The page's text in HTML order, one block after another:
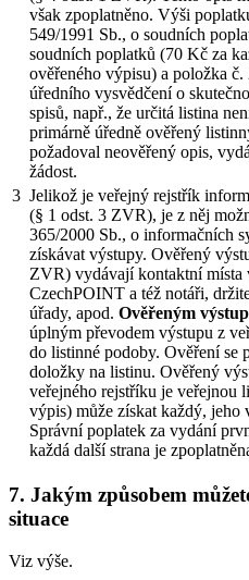
však zpoplatněno. Výši
549/1991 Sb., o soudních
soudních poplatků (70 Kč za
ověřeného výpisu) a položka
úředního vysvědčení o
spisů, např., že určitá listina
primárně úředně ověřený
požadoval neověřený opis,
žádost.
3 Jelikož je veřejný rejstřík
(§ 1 odst. 3 ZVR), je z něj
365/2000 Sb., o informačních
získávat výstupy. Ověřený
ZVR) vydávají kontaktní místa
CzechPOINT a též notáři,
úřady, apod. Ověřeným
úplným převodem výstupu z
do listinné podoby. Ověření se
doložky na listinu. Ověřený
veřejného rejstříku je veřejnou
výpis) může získat každý, jeho
Správní poplatek za vydání
každá další strana je
7. Jakým způsobem
situace
Viz výše.